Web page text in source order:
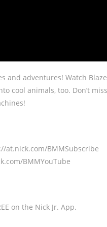
and adventures! Watch
cool animals, too. Don’t
at.nick.com/BMMSubscribe
BMMYouTube
on the Nick Jr. App.